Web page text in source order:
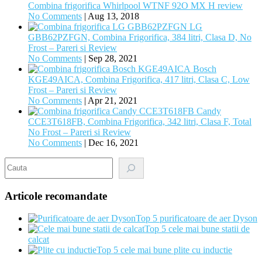
Combina frigorifica Whirlpool WTNF 92O MX H review
No Comments | Aug 13, 2018
LG
GBB62PZFGN, Combina Frigorifica, 384 litri, Clasa D, No
Frost – Pareri si Review
No Comments | Sep 28, 2021
Bosch
KGE49AICA, Combina Frigorifica, 417 litri, Clasa C, Low
Frost – Pareri si Review
No Comments | Apr 21, 2021
Candy
CCE3T618FB, Combina Frigorifica, 342 litri, Clasa F, Total
No Frost – Pareri si Review
No Comments | Dec 16, 2021
Articole recomandate
Top 5 purificatoare de aer Dyson
Top 5 cele mai bune statii de
calcat
Top 5 cele mai bune plite cu inductie